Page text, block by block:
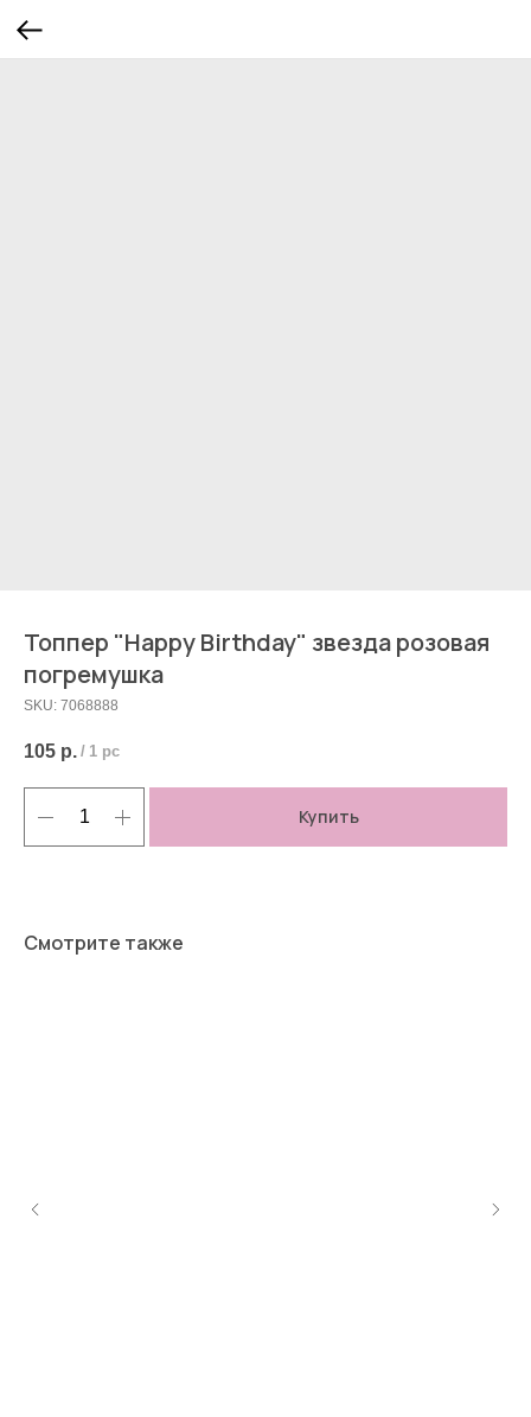
Топпер "Нappy Вirthday" звезда розовая
погремушка
SKU: 7068888
105 р. / 1 pc
Купить
Смотрите также